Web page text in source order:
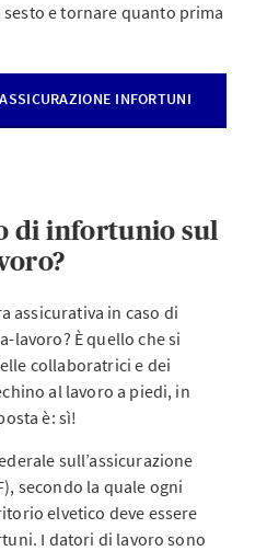
e tornare quanto prima
INFORTUNI
di infortunio sul
assicurativa in caso di
lavoro? È quello che si
collaboratrici e dei
al lavoro a piedi, in
è: sì!
sull’assicurazione
secondo la quale ogni
elvetico deve essere
I datori di lavoro sono